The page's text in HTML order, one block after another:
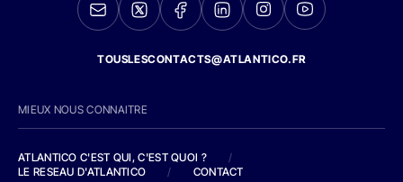
TOUSLESCONTACTS@ATLANTICO.FR
MIEUX NOUS CONNAITRE
ATLANTICO C'EST QUI, C'EST QUOI ?
/
LE RESEAU D'ATLANTICO
/ CONTACT